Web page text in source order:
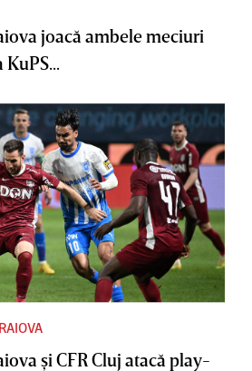
joacă ambele meciuri
şi CFR Cluj atacă play-